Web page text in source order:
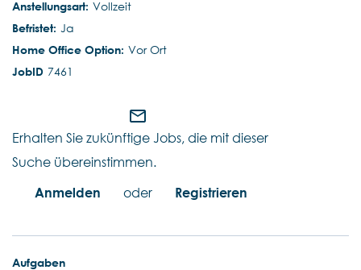
Vollzeit
Ja
Vor Ort
7461
mail_outline
Erhalten Sie zukünftige Jobs, die mit dieser
Suche übereinstimmen.
Anmelden
oder Registrieren
Aufgaben